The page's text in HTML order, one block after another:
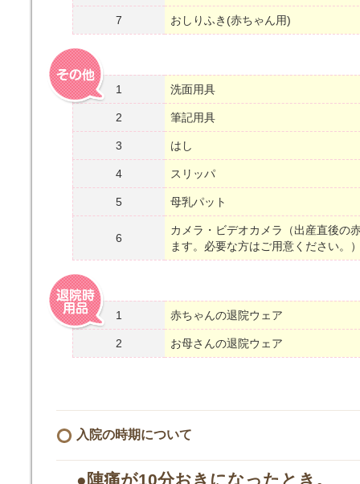
7 おしりふき(赤ちゃん用)
1 洗面用具
2 筆記用具
3 はし
4 スリッパ
5 母乳パット
6
カメラ・ビデオカメラ（出産直後の
ます。必要な方はご用意ください。
1 赤ちゃんの退院ウェア
2 お母さんの退院ウェア
入院の時期について
●陣痛が10分おきになったとき。